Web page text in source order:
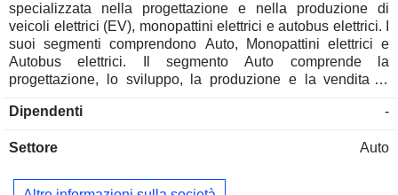
specializzata nella progettazione e nella produzione di
veicoli elettrici (EV), monopattini elettrici e autobus elettrici. I
suoi segmenti comprendono Auto, Monopattini elettrici e
Autobus elettrici. Il segmento Auto comprende la
progettazione, lo sviluppo, la produzione e la vendita di
delle batterie per le automobili. Il segmento degli scooter
produzione e la vendita di scooter elettrici, nonché i relativi
elettrici. Il segmento degli autobus elettrici comprende la
Dipendenti -
Settore Auto